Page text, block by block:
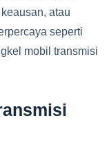
atau
seperti
mobil transmisi